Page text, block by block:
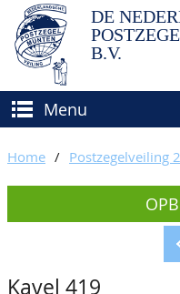
DE
B.V.
Menu
(VER)KOPEN
Hoe verkopen?
BIEDEN
Home / Postzegelveiling
Kavel 419